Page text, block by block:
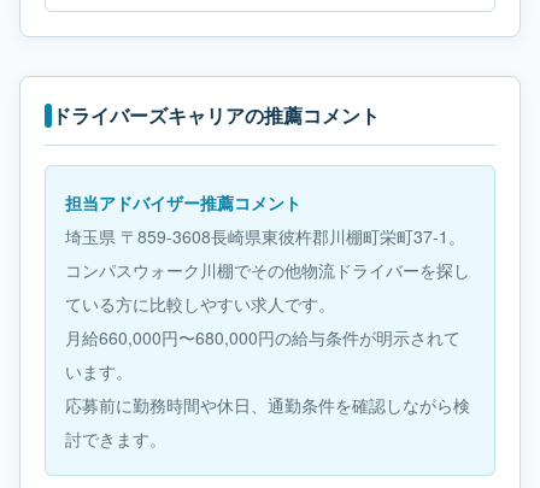
ドライバーズキャリアの推薦コメント
担当アドバイザー推薦コメント
埼玉県 〒859-3608長崎県東彼杵郡川棚町栄町37-1。
コンパスウォーク川棚でその他物流ドライバーを探し
ている方に比較しやすい求人です。
月給660,000円〜680,000円の給与条件が明示されて
います。
応募前に勤務時間や休日、通勤条件を確認しながら検
討できます。